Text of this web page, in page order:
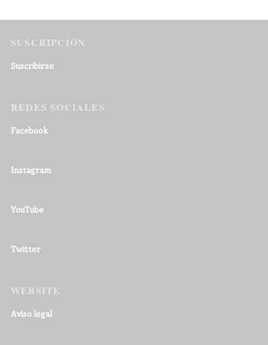
SUSCRIPCIÓN
Suscribirse
REDES SOCIALES
Facebook
Instagram
YouTube
Twitter
WEBSITE
Aviso legal